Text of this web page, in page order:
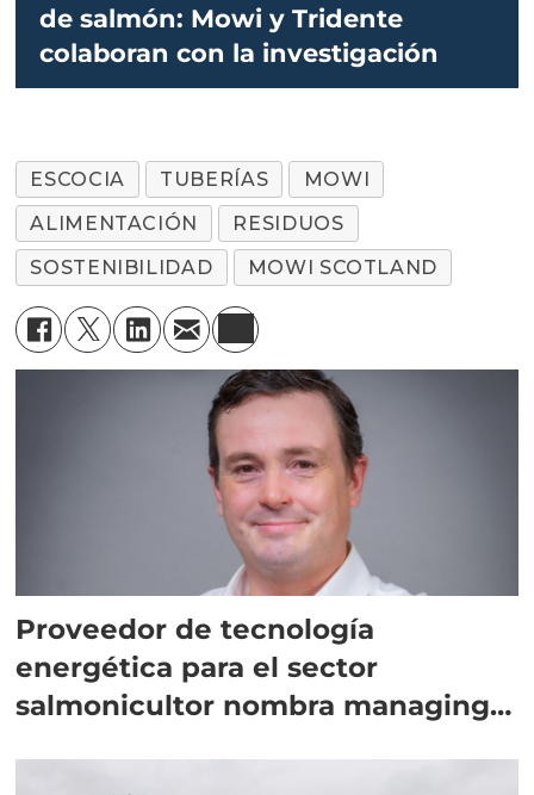
de salmón: Mowi y Tridente
colaboran con la investigación
ESCOCIA TUBERÍAS
MOWI
ALIMENTACIÓN
RESIDUOS
SOSTENIBILIDAD
MOWI SCOTLAND
Proveedor de tecnología
energética para el sector
salmonicultor nombra managing